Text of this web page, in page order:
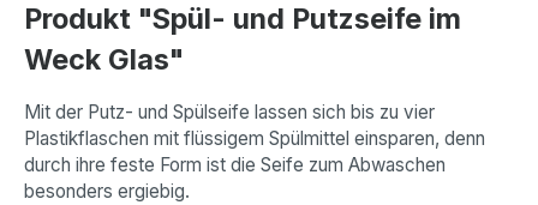
Produkt "Spül- und Putzseife im
Weck Glas"
Mit der Putz- und Spülseife lassen sich bis zu vier
Plastikflaschen mit flüssigem Spülmittel einsparen, denn
durch ihre feste Form ist die Seife zum Abwaschen
besonders ergiebig.